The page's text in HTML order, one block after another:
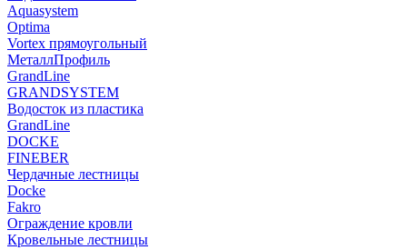
Aquasystem
Optima
Vortex прямоугольный
МеталлПрофиль
GrandLine
GRANDSYSTEM
Водосток из пластика
GrandLine
DOCKE
FINEBER
Чердачные лестницы
Docke
Fakro
Ограждение кровли
Кровельные лестницы